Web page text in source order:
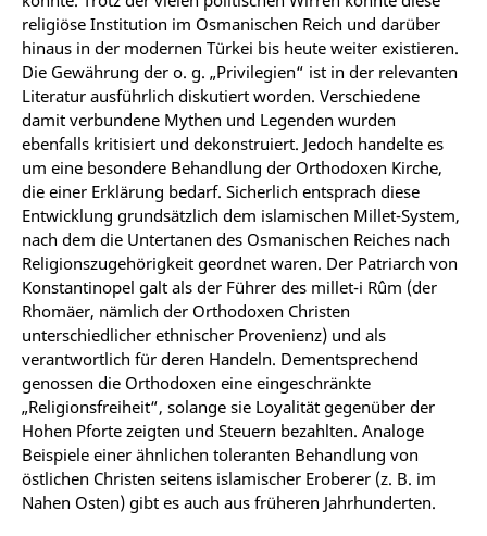
religiöse Institution im Osmanischen Reich und darüber
hinaus in der modernen Türkei bis heute weiter existieren.
Die Gewährung der o. g. „Privilegien“ ist in der relevanten
Literatur ausführlich diskutiert worden. Verschiedene
damit verbundene Mythen und Legenden wurden
ebenfalls kritisiert und dekonstruiert. Jedoch handelte es
um eine besondere Behandlung der Orthodoxen Kirche,
die einer Erklärung bedarf. Sicherlich entsprach diese
Entwicklung grundsätzlich dem islamischen Millet-System,
nach dem die Untertanen des Osmanischen Reiches nach
Religionszugehörigkeit geordnet waren. Der Patriarch von
Konstantinopel galt als der Führer des millet-i Rûm (der
Rhomäer, nämlich der Orthodoxen Christen
unterschiedlicher ethnischer Provenienz) und als
verantwortlich für deren Handeln. Dementsprechend
genossen die Orthodoxen eine eingeschränkte
„Religionsfreiheit“, solange sie Loyalität gegenüber der
Hohen Pforte zeigten und Steuern bezahlten. Analoge
Beispiele einer ähnlichen toleranten Behandlung von
östlichen Christen seitens islamischer Eroberer (z. B. im
Nahen Osten) gibt es auch aus früheren Jahrhunderten.